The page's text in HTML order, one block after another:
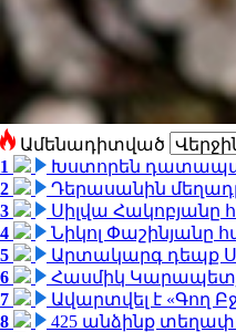
Ամենադիտված
1
Խստորեն
2
Դերասանին
3
Սիլվա Հակոբյանը
4
Նիկոլ Փաշինյանը
5
Արտակարգ դեպք
6
Հասմիկ
7
Ավարտվել է «Գող
8
425 անձինք